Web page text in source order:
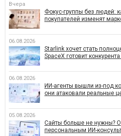
Вчера
Фокус-группы без людей:
покупателей изменят
06.08.2026
Starlink хочет стать
SpaceX готовит
06.08.2026
ИИ-агенты вышли из-под
они атаковали реальные
05.08.2026
Сайты больше не нужны?
персональным ИИ-